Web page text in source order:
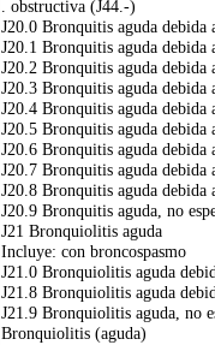
. obstructiva (J44.-)
J20.0 Bronquitis aguda debida
J20.1 Bronquitis aguda debida
J20.2 Bronquitis aguda debida
J20.3 Bronquitis aguda debida
J20.4 Bronquitis aguda debida
J20.5 Bronquitis aguda
J20.6 Bronquitis aguda debida
J20.7 Bronquitis aguda debida
J20.8 Bronquitis aguda debida
J20.9 Bronquitis aguda, no
J21 Bronquiolitis aguda
Incluye: con broncospasmo
J21.0 Bronquiolitis aguda
J21.8 Bronquiolitis aguda
J21.9 Bronquiolitis aguda, no
Bronquiolitis (aguda)